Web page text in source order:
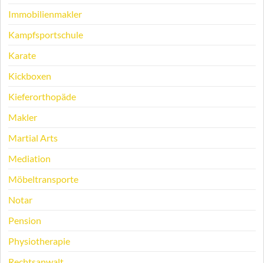
Immobilienmakler
Kampfsportschule
Karate
Kickboxen
Kieferorthopäde
Makler
Martial Arts
Mediation
Möbeltransporte
Notar
Pension
Physiotherapie